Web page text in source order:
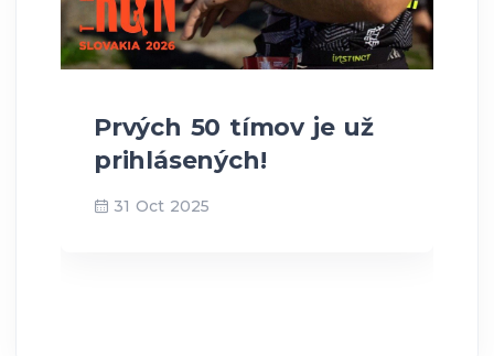
Prvých 50 tímov je už
prihlásených!
31 Oct 2025